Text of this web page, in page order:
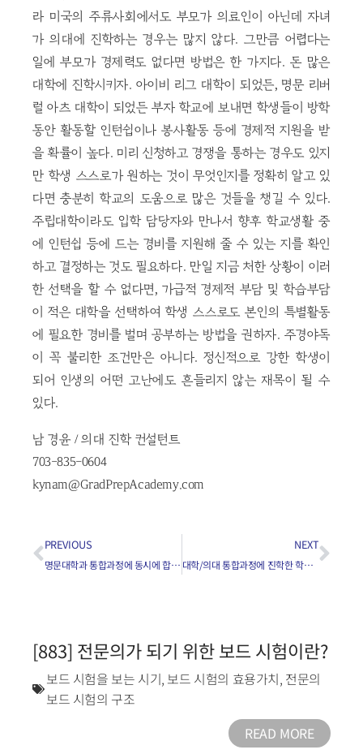
라 미국의 주류사회에서도 부모가 의료인이 아닌데 자녀
가 의대에 진학하는 경우는 많지 않다. 그만큼 어렵다는
일에 부모가 경제력도 없다면 방법은 한 가지다. 돈 많은
대학에 진학시키자. 아이비 리그 대학이 되었든, 명문 리버
럴 아츠 대학이 되었든 부자 학교에 보내면 학생들이 방학
동안 활동할 인턴쉽이나 봉사활동 등에 경제적 지원을 받
을 확률이 높다. 미리 신청하고 경쟁을 통하는 경우도 있지
만 학생 스스로가 원하는 것이 무엇인지를 정확히 알고 있
다면 충분히 학교의 도움으로 많은 것들을 챙길 수 있다.
주립대학이라도 입학 담당자와 만나서 향후 학교생활 중
에 인턴쉽 등에 드는 경비를 지원해 줄 수 있는 지를 확인
하고 결정하는 것도 필요하다. 만일 지금 처한 상황이 이러
한 선택을 할 수 없다면, 가급적 경제적 부담 및 학습부담
이 적은 대학을 선택하여 학생 스스로도 본인의 특별활동
에 필요한 경비를 벌며 공부하는 방법을 권하자. 주경야독
이 꼭 불리한 조건만은 아니다. 정신적으로 강한 학생이
되어 인생의 어떤 고난에도 흔들리지 않는 재목이 될 수
있다.
남 경윤 / 의대 진학 컨설턴트
703-835-0604
kynam@GradPrepAcademy.com
PREVIOUS
명문대학과 통합과정에 동시에 합격하면 어떤 선택?
NEXT
대학/의대 통합과정에 진학한 학생들의 실질적인 반응은?
[883] 전문의가 되기 위한 보드 시험이란?
보드 시험을 보는 시기, 보드 시험의 효용가치, 전문의
보드 시험의 구조
READ MORE